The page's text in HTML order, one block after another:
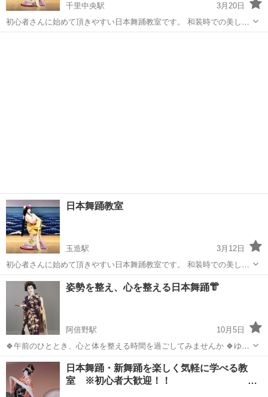
千里中央駅
3月20日
初心者さんに始めて頂きやすい日本舞踊教室です。 和装時での美しい
所作や着付けの習得も出来ます。 約30分の個人稽古。 年齢、経験に合
日本舞踊教室
玉造駅
3月12日
初心者さんに始めて頂きやすい日本舞踊教室です。 和装時での美しい
所作や着付けの習得も出来ます。 約30分の個人稽古。 年齢、経験に合
わせお稽古を進めて参ります。 お子様の習い事としても歓迎です。 月
謝制 月3...
大阪 大阪市 玉造駅 日本舞踊 月謝
姿勢を整え、心を整える日本舞踊👘
阿倍野駅
10月5日
🍀午前のひととき、心と体を整える時間を過ごしてみませんか 🍀ゆっ
たりとした動きの中で自然に体幹が鍛えられ、姿勢や所作が美しく整
っていきます 🍀シンプルな料金 お月謝 ¥4,000-（2回) 🍀何歳
からでも始められます ...
大阪 大阪市 阿倍野駅 日本舞踊 姿勢
日本舞踊・新舞踊を楽しく気軽に学べる教
室 ※初心者大歓迎！！